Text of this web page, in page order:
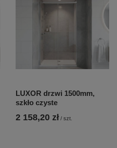
LUXOR drzwi 1500mm,
szkło czyste
2 158,20 zł / szt.